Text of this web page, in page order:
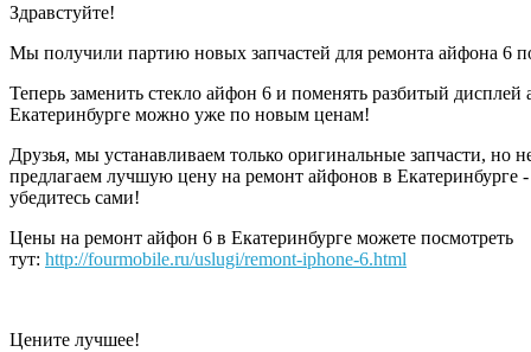
Здравстуйте!
Мы получили партию новых запчастей для ремонта айфона 6
Теперь заменить стекло айфон 6 и поменять разбитый дисплей
Екатеринбурге можно уже по новым ценам!
Друзья, мы устанавливаем только оригинальные запчасти, но
предлагаем лучшую цену на ремонт айфонов в Екатеринбурге
убедитесь сами!
Цены на ремонт айфон 6 в Екатеринбурге можете посмотреть
тут: http://fourmobile.ru/uslugi/remont-iphone-6.html
Цените лучшее!